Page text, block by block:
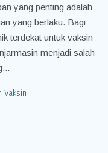
yang penting adalah
yang berlaku. Bagi
terdekat untuk vaksin
menjadi salah
Vaksin